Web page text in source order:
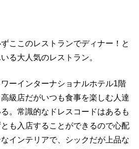
ここのレストランでディナー！と
る大人気のレストラン。
ーインターナショナルホテル1階
級店だがいつも食事を楽しむ人達
。常識的なドレスコードはあるも
も入店することができるので心配
インテリアで、シックだが上品な